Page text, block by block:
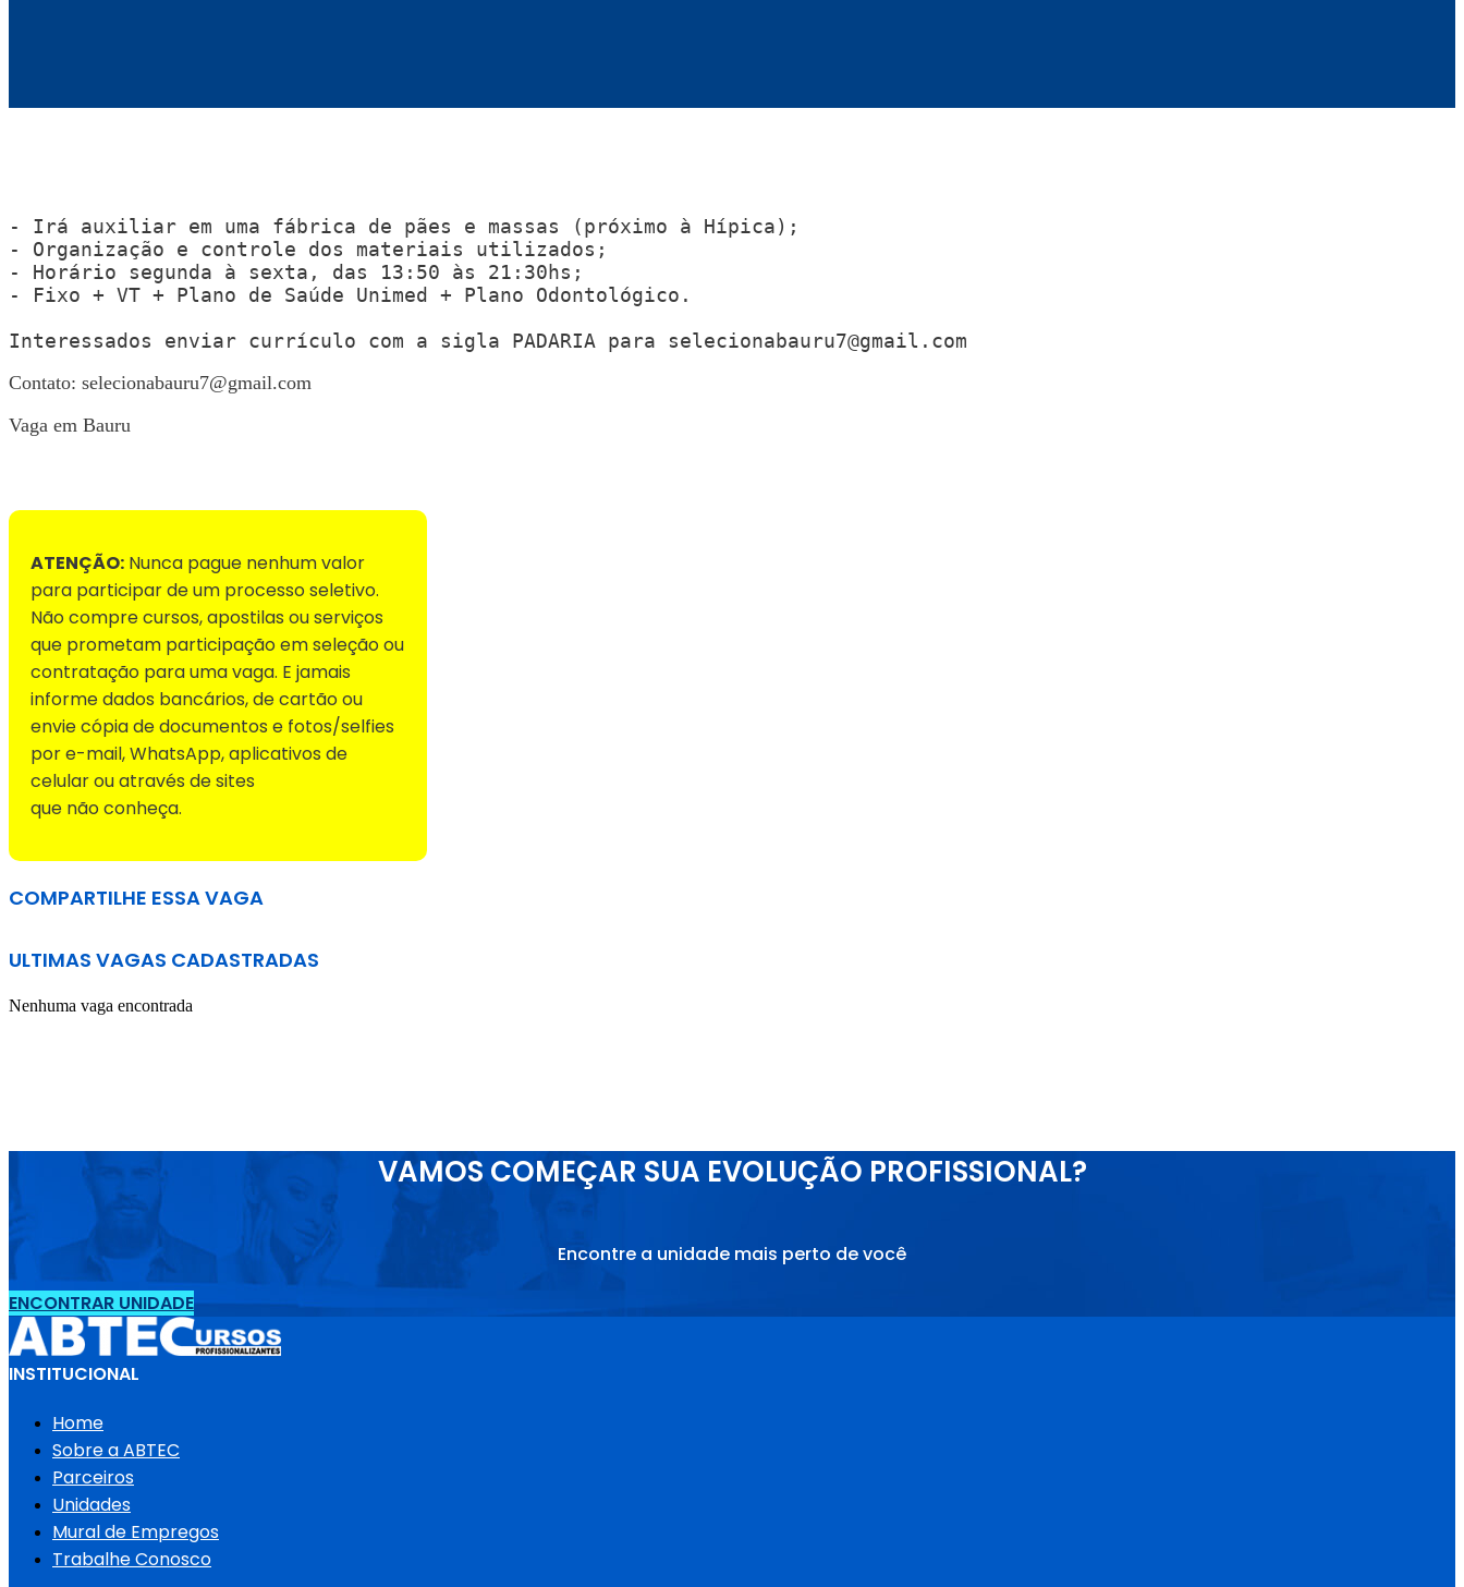
- Irá auxiliar em uma fábrica de pães e massas (próximo à Hípica);
- Organização e controle dos materiais utilizados;
- Horário segunda à sexta, das 13:50 às 21:30hs;
- Fixo + VT + Plano de Saúde Unimed + Plano Odontológico.
Interessados enviar currículo com a sigla PADARIA para selecionabauru7@gmail.com
Contato: selecionabauru7@gmail.com
Vaga em Bauru
ATENÇÃO: Nunca pague nenhum valor
para participar de um processo seletivo.
Não compre cursos, apostilas ou serviços
que prometam participação em seleção ou
contratação para uma vaga. E jamais
informe dados bancários, de cartão ou
envie cópia de documentos e fotos/selfies
por e-mail, WhatsApp, aplicativos de
celular ou através de sites
que não conheça.
COMPARTILHE ESSA VAGA
ULTIMAS VAGAS CADASTRADAS
Nenhuma vaga encontrada
VAMOS COMEÇAR SUA EVOLUÇÃO PROFISSIONAL?
Encontre a unidade mais perto de você
ENCONTRAR UNIDADE
INSTITUCIONAL
Home
Sobre a ABTEC
Parceiros
Unidades
Mural de Empregos
Trabalhe Conosco